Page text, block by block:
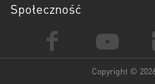
Społeczność
Copyright ©